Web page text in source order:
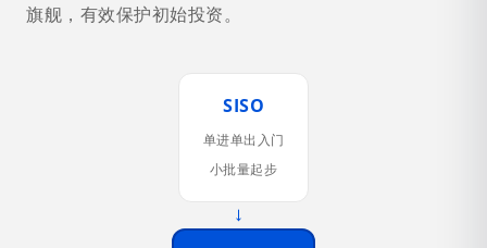
旗舰，有效保护初始投资。
SISO
单进单出入门
小批量起步
→